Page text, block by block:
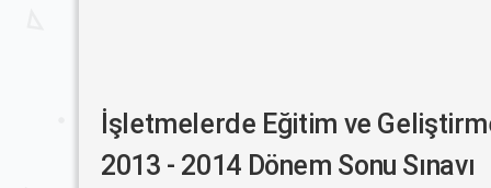
İşletmelerde Eğitim ve
2013 - 2014 Dönem Sonu Sınavı